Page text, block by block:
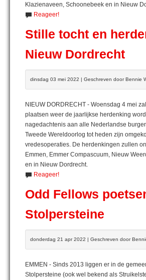
Klazienaveen, Schoonebeek en in Nieuw
Reageer!
Stille tocht en
Nieuw Dordrecht
dinsdag 03 mei 2022 | Geschreven door Bennie
NIEUW DORDRECHT - Woensdag 4 mei
plaatsen weer de jaarlijkse herdenking
nagedachtenis aan alle Nederlandse
Tweede Wereldoorlog tot heden zijn
vredesoperaties. De herdenkingen zullen
Emmen, Emmer Compascuum, Nieuw
en in Nieuw Dordrecht.
Reageer!
Odd Fellows
Stolpersteine
donderdag 21 apr 2022 | Geschreven door
EMMEN - Sinds 2013 liggen er in de
Stolpersteine (ook wel bekend als